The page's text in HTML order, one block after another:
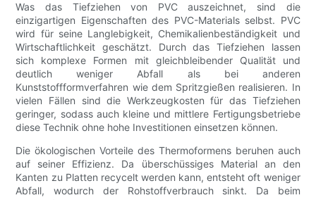
Was das Tiefziehen von PVC auszeichnet, sind die
einzigartigen Eigenschaften des PVC-Materials selbst. PVC
wird für seine Langlebigkeit, Chemikalienbeständigkeit und
Wirtschaftlichkeit geschätzt. Durch das Tiefziehen lassen
sich komplexe Formen mit gleichbleibender Qualität und
deutlich weniger Abfall als bei anderen
Kunststoffformverfahren wie dem Spritzgießen realisieren. In
vielen Fällen sind die Werkzeugkosten für das Tiefziehen
geringer, sodass auch kleine und mittlere Fertigungsbetriebe
diese Technik ohne hohe Investitionen einsetzen können.
Die ökologischen Vorteile des Thermoformens beruhen auch
auf seiner Effizienz. Da überschüssiges Material an den
Kanten zu Platten recycelt werden kann, entsteht oft weniger
Abfall, wodurch der Rohstoffverbrauch sinkt. Da beim